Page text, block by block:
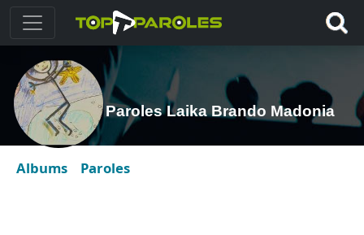
Paroles Laika Brando Madonia
Albums Paroles